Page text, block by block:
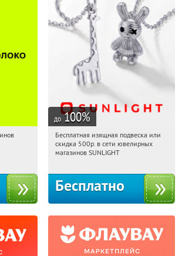
первым!
до 100%
21:27:04 Получили:
Россия
Бесплатная изящная подвеска или
скидка 500р. в сети ювелирных
магазинов SUNLIGHT
Бесплатно